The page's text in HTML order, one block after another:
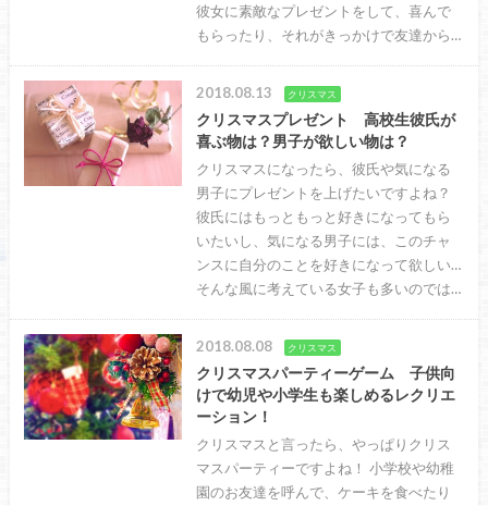
彼女に素敵なプレゼントをして、喜んで
もらったり、それがきっかけで友達から…
2018.08.13 クリスマス
クリスマスプレゼント 高校生彼氏が
喜ぶ物は？男子が欲しい物は？
クリスマスになったら、彼氏や気になる
男子にプレゼントを上げたいですよね？
彼氏にはもっともっと好きになってもら
いたいし、気になる男子には、このチャ
ンスに自分のことを好きになって欲しい…
そんな風に考えている女子も多いのでは…
2018.08.08 クリスマス
クリスマスパーティーゲーム 子供向
けで幼児や小学生も楽しめるレクリエ
ーション！
クリスマスと言ったら、やっぱりクリス
マスパーティーですよね！ 小学校や幼稚
園のお友達を呼んで、ケーキを食べたり